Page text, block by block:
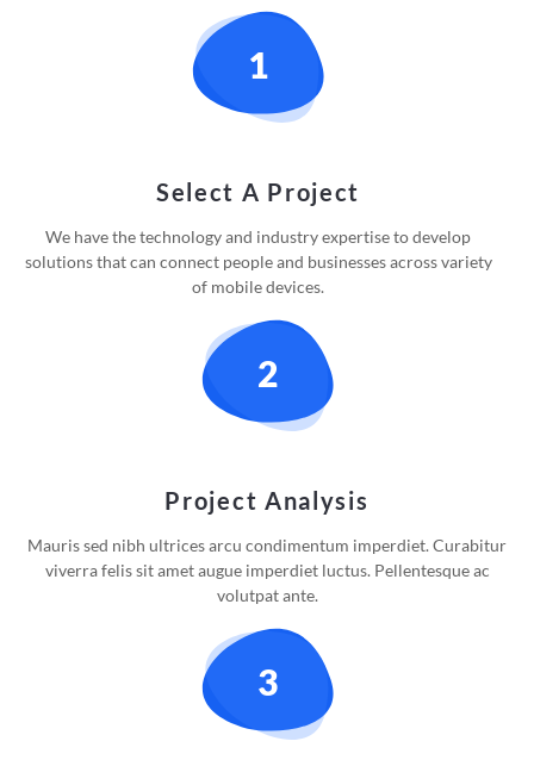
Select A Project
We have the technology and industry expertise to develop
solutions that can connect people and businesses across variety
of mobile devices.
Project Analysis
Mauris sed nibh ultrices arcu condimentum imperdiet. Curabitur
viverra felis sit amet augue imperdiet luctus. Pellentesque ac
volutpat ante.